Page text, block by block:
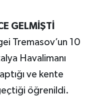
GELMİŞTİ
Tremasov’un 10
Havalimanı
ve kente
öğrenildi.